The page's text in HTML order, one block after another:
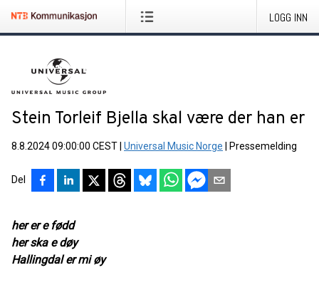
LOGG INN
Stein Torleif Bjella skal være der han er
8.8.2024 09:00:00 CEST Universal Music Norge Pressemelding
Del
her er e fødd
her ska e døy
Hallingdal er mi øy